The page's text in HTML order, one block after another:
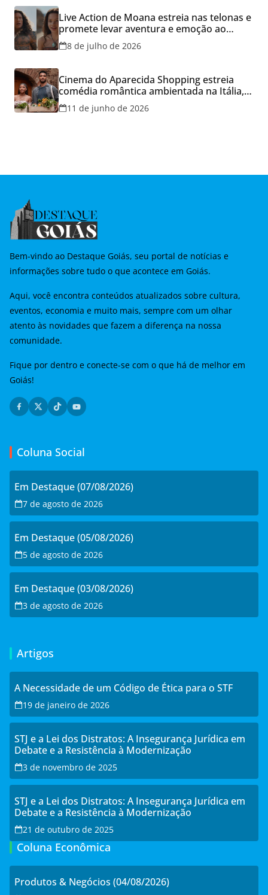
Live Action de Moana estreia nas telonas e
promete levar aventura e emoção ao
Cineflix do Aparecida Shopping
8 de julho de 2026
Cinema do Aparecida Shopping estreia
comédia romântica ambientada na Itália,
hoje e lança promoção para o Dia dos
Namorados
11 de junho de 2026
Bem-vindo ao Destaque Goiás, seu portal de notícias e
informações sobre tudo o que acontece em Goiás.
Aqui, você encontra conteúdos atualizados sobre cultura,
eventos, economia e muito mais, sempre com um olhar
atento às novidades que fazem a diferença na nossa
comunidade.
Fique por dentro e conecte-se com o que há de melhor em
Goiás!
Coluna Social
Em Destaque (07/08/2026)
7 de agosto de 2026
Em Destaque (05/08/2026)
5 de agosto de 2026
Em Destaque (03/08/2026)
3 de agosto de 2026
Artigos
A Necessidade de um Código de Ética para o STF
19 de janeiro de 2026
STJ e a Lei dos Distratos: A Insegurança Jurídica em
Debate e a Resistência à Modernização
3 de novembro de 2025
STJ e a Lei dos Distratos: A Insegurança Jurídica em
Debate e a Resistência à Modernização
21 de outubro de 2025
Coluna Econômica
Produtos & Negócios (04/08/2026)